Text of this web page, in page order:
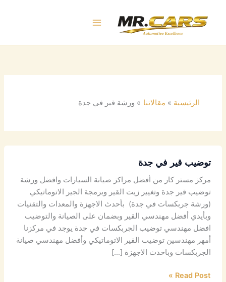
المحتوى
الرئيسية مقالاتنا ورشة قير في جدة
توضيب قير في جدة
مركز مستر كار من أفضل مراكز صيانة السيارات وافضل ورشة
توضيب قير جدة وتغيير زيت القير وبرمجة الجير الاتوماتيكي
(ورشة جربكسات في جدة) بأحدث الاجهزة والمعدات والتقنيات
وبأيدي أفضل مهندسي القير وبضمان على الصيانة والتوضيب
افضل مهندسي توضيب الجربكسات في جدة يوجد في مركزنا
أمهر مهندسين توضيب القير الاتوماتيكي وأفضل مهندسي صيانة
الجربكسات وباحدث الاجهزة […]
Read Post »